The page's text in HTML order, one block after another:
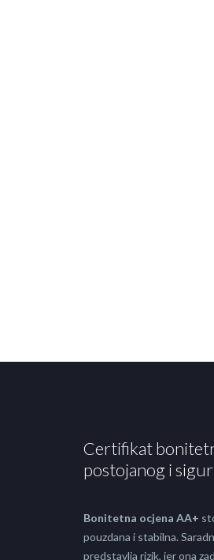
Certifikat
postojanog i
Bonitetna ocjena AA+
pouzdana i stabilna.
predstavlja rizik, jer ona